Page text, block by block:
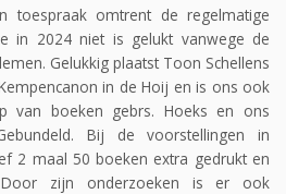
toespraak omtrent de regelmatige
in 2024 niet is gelukt vanwege de
Gelukkig plaatst Toon Schellens
in de Hoij en is ons ook
van boeken gebrs. Hoeks en ons
Bij de voorstellingen in
2 maal 50 boeken extra gedrukt en
zijn onderzoeken is er ook